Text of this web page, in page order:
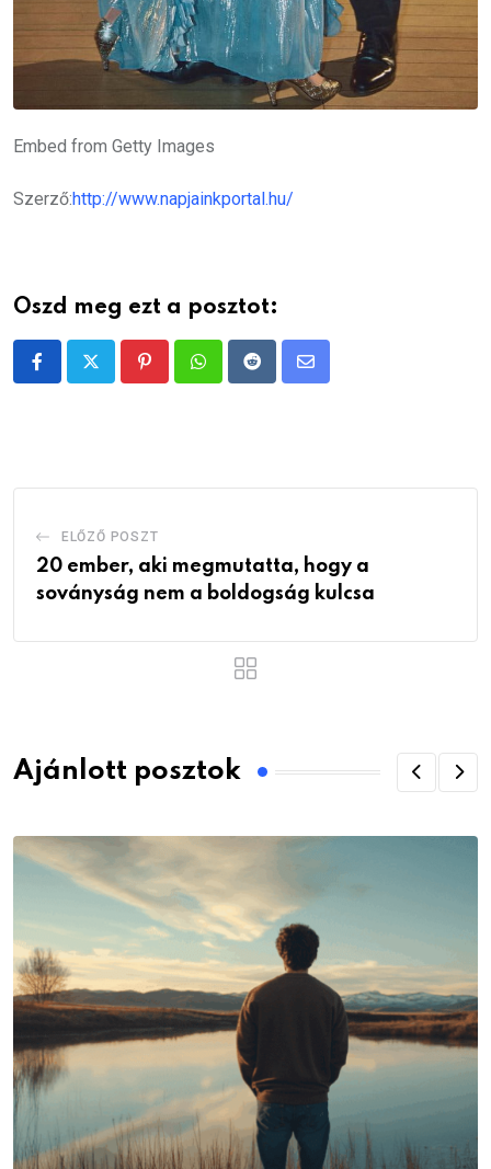
Embed from Getty Images
Szerző:http://www.napjainkportal.hu/
Oszd meg ezt a posztot:
PinterestWhatsappRedditShare
ELŐZŐ POSZT
20 ember, aki megmutatta, hogy a
soványság nem a boldogság kulcsa
Ajánlott posztok